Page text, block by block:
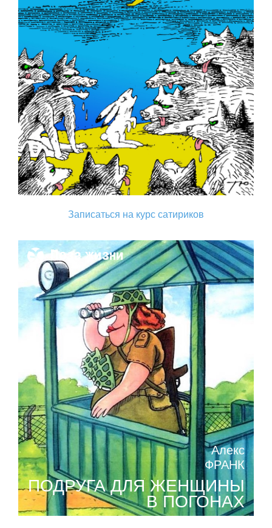
Записаться на курс сатириков
Поза жизни
Алекс
ФРАНК
ПОДРУГА ДЛЯ ЖЕНЩИНЫ
В ПОГОНАХ